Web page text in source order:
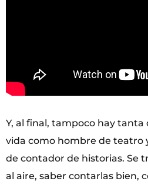
Y, al final, tampoco hay
vida como hombre de teatro
de contador de historias. Se
al aire, saber contarlas bien,